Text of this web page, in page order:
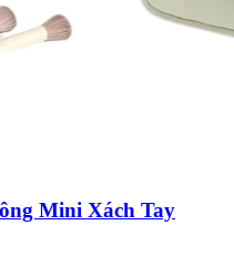
Mini Xách Tay